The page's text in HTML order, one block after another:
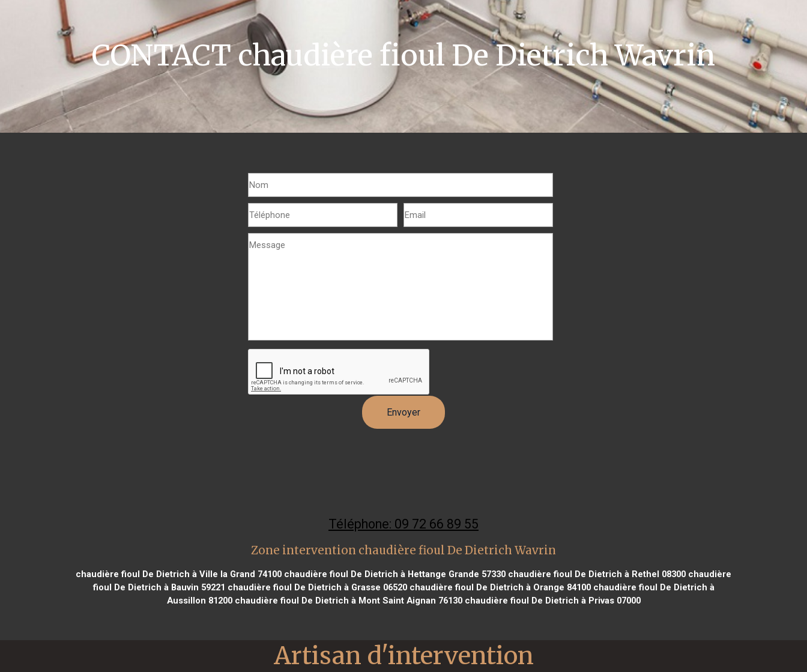
CONTACT chaudière fioul De Dietrich Wavrin
Téléphone: 09 72 66 89 55
Zone intervention chaudière fioul De Dietrich Wavrin
chaudière fioul De Dietrich à Ville la Grand 74100 chaudière fioul De Dietrich à Hettange Grande 57330 chaudière fioul De Dietrich à Rethel 08300 chaudière
fioul De Dietrich à Bauvin 59221 chaudière fioul De Dietrich à Grasse 06520chaudière fioul De Dietrich à Orange 84100chaudière fioul De Dietrich à
Aussillon 81200chaudière fioul De Dietrich à Mont Saint Aignan 76130chaudière fioul De Dietrich à Privas 07000
Artisan d'intervention